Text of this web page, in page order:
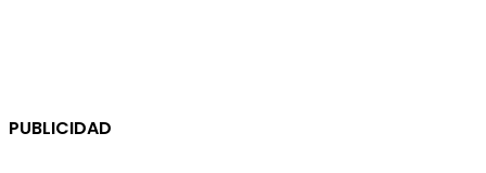
PUBLICIDAD